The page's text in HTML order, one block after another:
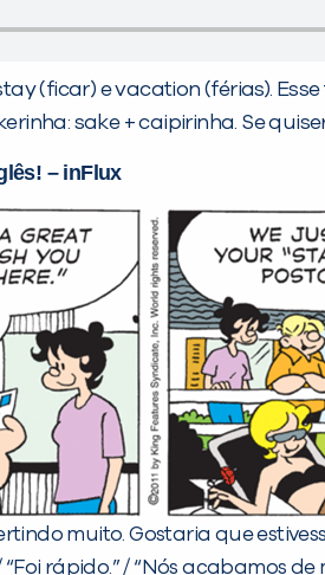
(ficar) e vacation (férias).
sake + caipirinha. Se
– inFlux
muito. Gostaria que
“Foi rápido.” / “Nós acabamos